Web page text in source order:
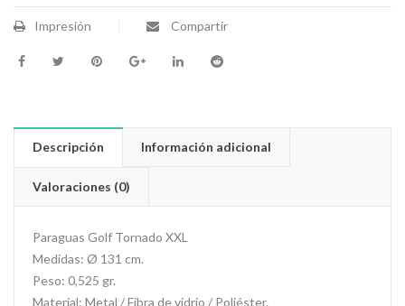
Impresión Compartir
Descripción Información adicional
Valoraciones (0)
Paraguas Golf Tornado XXL
Medidas: Ø 131 cm.
Peso: 0,525 gr.
Material: Metal / Fibra de vidrio / Poliéster.